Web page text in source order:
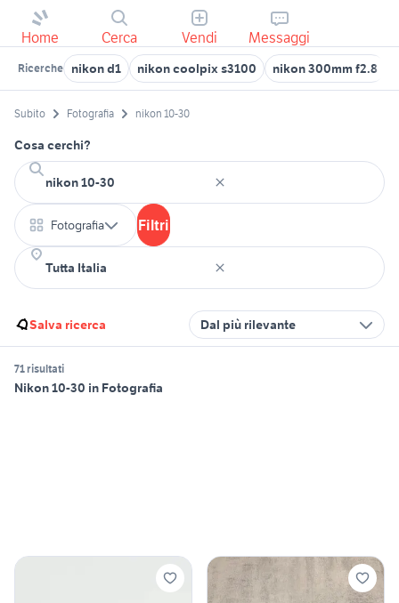
Home Cerca Vendi Messaggi
Ricerche nikon d1 nikon coolpix s3100 nikon 300mm f2.8
Subito Fotografia nikon 10-30
Cosa cerchi?
Fotografia Filtri
Salva ricerca Dal più rilevante
71 risultati
Nikon 10-30 in Fotografia